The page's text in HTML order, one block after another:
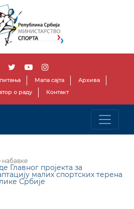
Мапа сајта
Архива
о раду
Контакт
набавке
Главног пројекта за
малих спортских терена
Србије